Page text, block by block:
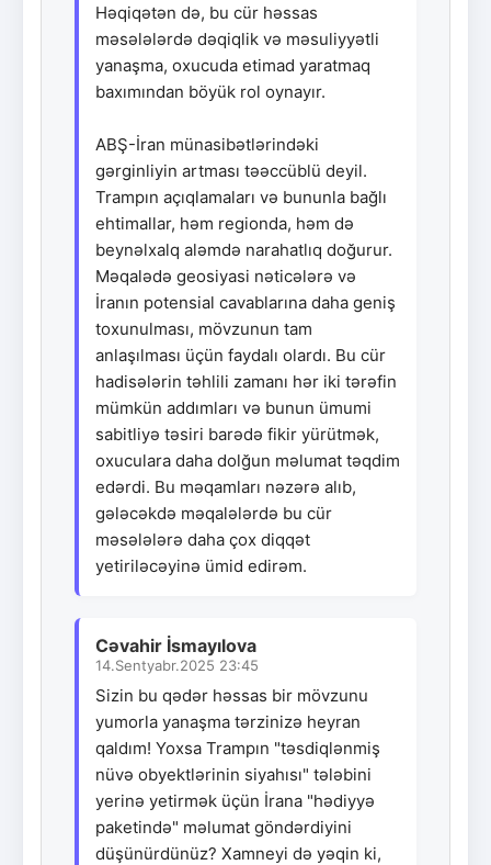
Həqiqətən də, bu cür həssas
məsələlərdə dəqiqlik və məsuliyyətli
yanaşma, oxucuda etimad yaratmaq
baxımından böyük rol oynayır.
ABŞ-İran münasibətlərindəki
gərginliyin artması təəccüblü deyil.
Trampın açıqlamaları və bununla bağlı
ehtimallar, həm regionda, həm də
beynəlxalq aləmdə narahatlıq doğurur.
Məqalədə geosiyasi nəticələrə və
İranın potensial cavablarına daha geniş
toxunulması, mövzunun tam
anlaşılması üçün faydalı olardı. Bu cür
hadisələrin təhlili zamanı hər iki tərəfin
mümkün addımları və bunun ümumi
sabitliyə təsiri barədə fikir yürütmək,
oxuculara daha dolğun məlumat təqdim
edərdi. Bu məqamları nəzərə alıb,
gələcəkdə məqalələrdə bu cür
məsələlərə daha çox diqqət
yetiriləcəyinə ümid edirəm.
Cəvahir İsmayılova
14.Sentyabr.2025 23:45
Sizin bu qədər həssas bir mövzunu
yumorla yanaşma tərzinizə heyran
qaldım! Yoxsa Trampın "təsdiqlənmiş
nüvə obyektlərinin siyahısı" tələbini
yerinə yetirmək üçün İrana "hədiyyə
paketində" məlumat göndərdiyini
düşünürdünüz? Xamneyi də yəqin ki,